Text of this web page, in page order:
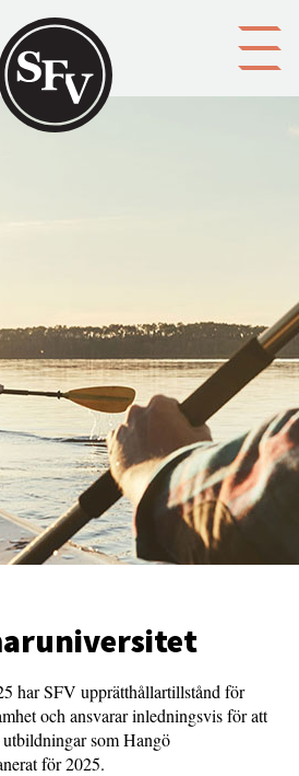
har SFV upprätthållartillstånd för
och ansvarar inledningsvis för att
som Hangö
för 2025.